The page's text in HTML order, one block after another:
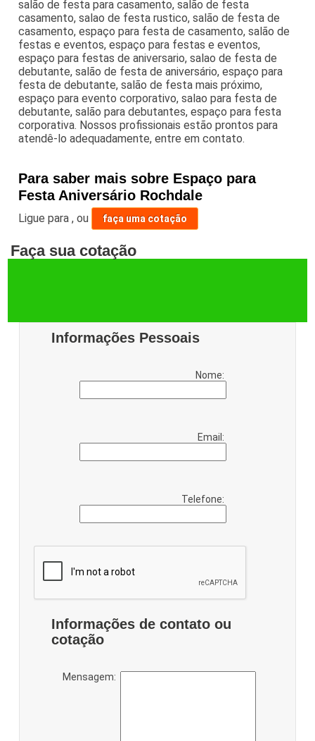
salão de festa para casamento, salão de festa
casamento, salao de festa rustico, salão de festa de
casamento, espaço para festa de casamento, salão de
festas e eventos, espaço para festas e eventos,
espaço para festas de aniversario, salao de festa de
debutante, salão de festa de aniversário, espaço para
festa de debutante, salão de festa mais próximo,
espaço para evento corporativo, salao para festa de
debutante, salão para debutantes, espaço para festa
corporativa. Nossos profissionais estão prontos para
atendê-lo adequadamente, entre em contato.
Para saber mais sobre Espaço para
Festa Aniversário Rochdale
Ligue para,ou faça uma cotação
Faça sua cotação
Informações Pessoais
Nome:
Email:
Telefone:
Informações de contato ou
cotação
Mensagem: